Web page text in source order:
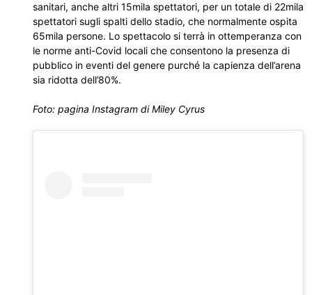
sanitari, anche altri 15mila spettatori, per un totale di 22mila
spettatori sugli spalti dello stadio, che normalmente ospita
65mila persone. Lo spettacolo si terrà in ottemperanza con
le norme anti-Covid locali che consentono la presenza di
pubblico in eventi del genere purché la capienza dell’arena
sia ridotta dell’80%.
Foto: pagina Instagram di Miley Cyrus